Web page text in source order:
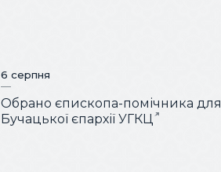
6 серпня
Обрано єпископа-помічника для
Бучацької єпархії УГКЦ